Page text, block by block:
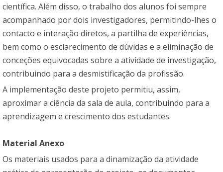
científica. Além disso, o trabalho dos alunos foi sempre
acompanhado por dois investigadores, permitindo-lhes o
contacto e interação diretos, a partilha de experiências,
bem como o esclarecimento de dúvidas e a eliminação de
conceções equivocadas sobre a atividade de investigação,
contribuindo para a desmistificação da profissão.
A implementação deste projeto permitiu, assim,
aproximar a ciência da sala de aula, contribuindo para a
aprendizagem e crescimento dos estudantes.
Material Anexo
Os materiais usados para a dinamização da atividade